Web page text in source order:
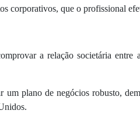
corporativos, que o profissional
a relação societária entre
plano de negócios robusto,